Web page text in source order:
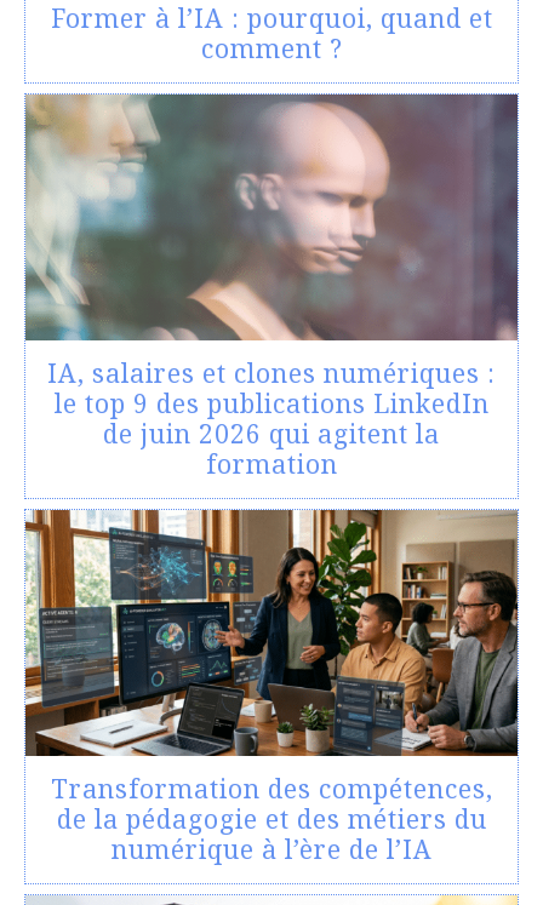
Former à l’IA : pourquoi, quand et
comment ?
IA, salaires et clones numériques :
le top 9 des publications LinkedIn
de juin 2026 qui agitent la
formation
Transformation des compétences,
de la pédagogie et des métiers du
numérique à l’ère de l’IA